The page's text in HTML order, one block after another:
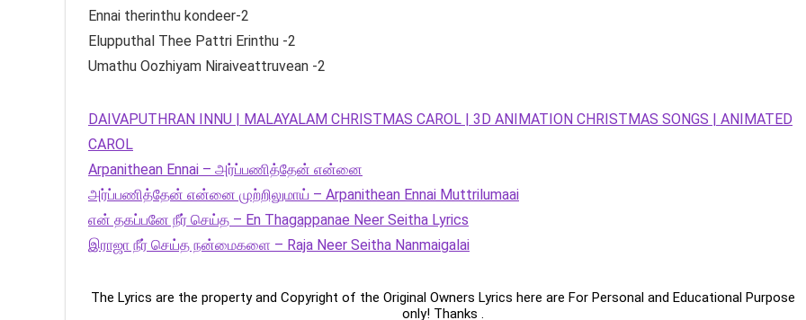
Ennai therinthu kondeer-2
Elupputhal Thee Pattri Erinthu -2
Umathu Oozhiyam Niraiveattruvean -2
DAIVAPUTHRAN INNU | MALAYALAM CHRISTMAS CAROL | 3D ANIMATION CHRISTMAS SONGS | ANIMATED
CAROL
Arpanithean Ennai – அர்ப்பணித்தேன் என்னை
அர்ப்பணித்தேன் என்னை முற்றிலுமாய் – Arpanithean Ennai Muttrilumaai
என் தகப்பனே நீர் செய்த – En Thagappanae Neer Seitha Lyrics
இராஜா நீர் செய்த நன்மைகளை – Raja Neer Seitha Nanmaigalai
The Lyrics are the property and Copyright of the Original Owners Lyrics here are For Personal and Educational Purpose
only! Thanks .